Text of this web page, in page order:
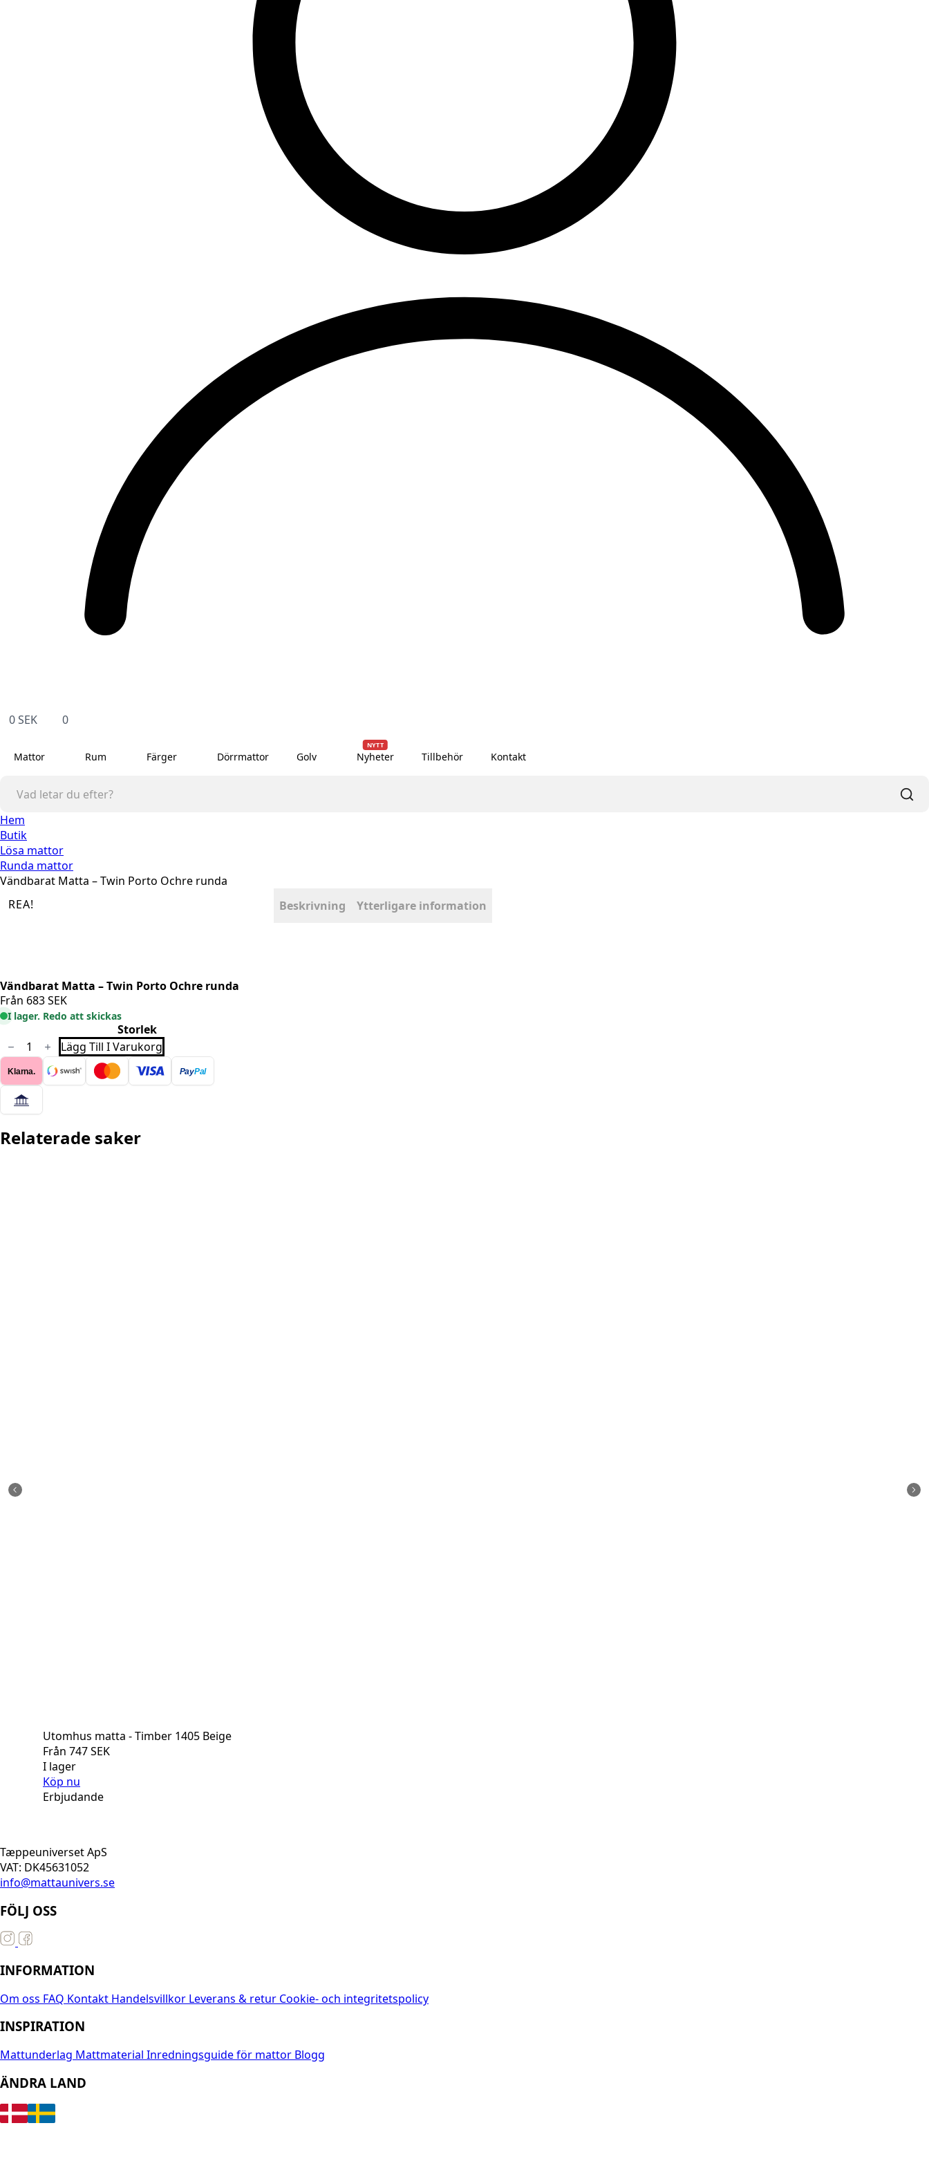
0SEK 0
Mattor Rum Färger Dörrmattor Golv Nyheter
NYTT
Tillbehör Kontakt
Hem
Butik
Lösa mattor
Runda mattor
Vändbarat Matta – Twin Porto Ochre runda
REA!
Vändbarat Matta – Twin Porto Ochre runda
Från 683SEK
I lager. Redo att skickas
Storlek
Vändbarat
Matta
-
Twin
Porto
Ochre
runda
mängd
Lägg Till I Varukorg
Klarna. PayPal
Beskrivning Ytterligare information
Relaterade saker
Utomhus matta - Timber 1405 Beige
Från 747SEK
I lager
Köp nu
Erbjudande
Tæppeuniverset ApS
VAT: DK45631052
info@mattaunivers.se
FÖLJ OSS
INFORMATION
Om oss FAQ Kontakt Handelsvillkor Leverans & retur Cookie- och integritetspolicy
INSPIRATION
Mattunderlag Mattmaterial Inredningsguide för mattor Blogg
ÄNDRA LAND